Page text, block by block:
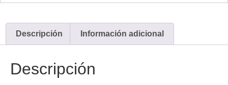
Descripción Información adicional
Descripción